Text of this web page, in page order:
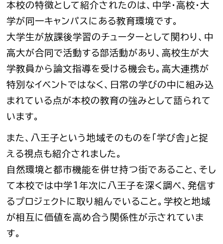
本校の特徴として紹介されたのは、中学・高校・大
学が同一キャンパスにある教育環境です。
大学生が放課後学習のチューターとして関わり、中
高大が合同で活動する部活動があり、高校生が大
学教員から論文指導を受ける機会も。高大連携が
特別なイベントではなく、日常の学びの中に組み込
まれている点が本校の教育の強みとして語られて
います。
また、八王子という地域そのものを「学び舎」と捉
える視点も紹介されました。
自然環境と都市機能を併せ持つ街であること、そし
て本校では中学1年次に八王子を深く調べ、発信す
るプロジェクトに取り組んでいること。学校と地域
が相互に価値を高め合う関係性が示されていま
す。